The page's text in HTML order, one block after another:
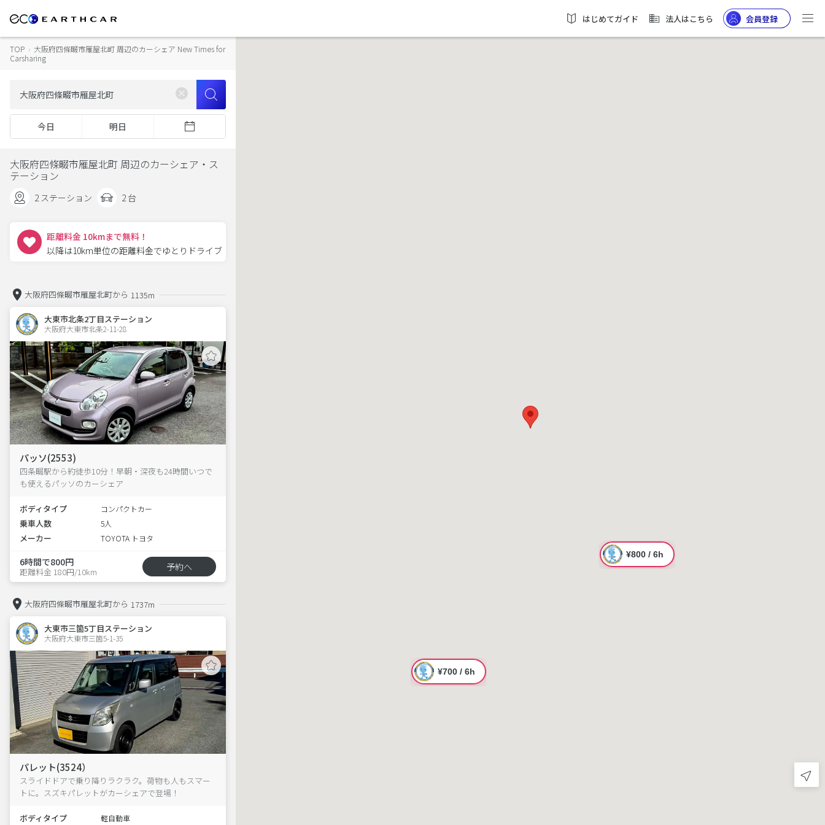
はじめてガイド 法人はこちら 会員登録
TOP › 大阪府四條畷市雁屋北町 周辺のカーシェア New Times for
Carsharing
今日 明日
大阪府四條畷市雁屋北町 周辺のカーシェア・ス
テーション
2 ステーション 2 台
距離料金 10kmまで無料！
以降は10km単位の距離料金でゆとりドライブ
大阪府四條畷市雁屋北町から 1135m
大東市北条2丁目ステーション
大阪府大東市北条2-11-28
パッソ(2553)
四条畷駅から約徒歩10分！早朝・深夜も24時間いつで
も使えるパッソのカーシェア
ボディタイプ コンパクトカー
乗車人数 5人
メーカー TOYOTA トヨタ
6時間で800円
距離料金 180円/10km 予約へ
大阪府四條畷市雁屋北町から 1737m
大東市三箇5丁目ステーション
大阪府大東市三箇5-1-35
パレット(3524）
スライドドアで乗り降りラクラク。荷物も人もスマー
トに。スズキパレットがカーシェアで登場！
ボディタイプ 軽自動車